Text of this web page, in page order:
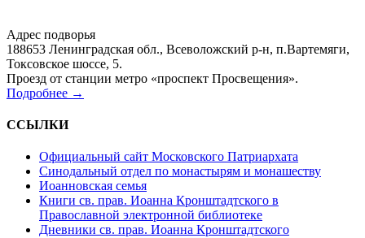
Адрес подворья
188653 Ленинградская обл., Всеволожский р-н, п.Вартемяги,
Токсовское шоссе, 5.
Проезд от станции метро «проспект Просвещения».
Подробнее →
ССЫЛКИ
Официальный сайт Московского Патриархата
Синодальный отдел по монастырям и монашеству
Иоанновская семья
Книги св. прав. Иоанна Кронштадтского в
Православной электронной библиотеке
Дневники св. прав. Иоанна Кронштадтского